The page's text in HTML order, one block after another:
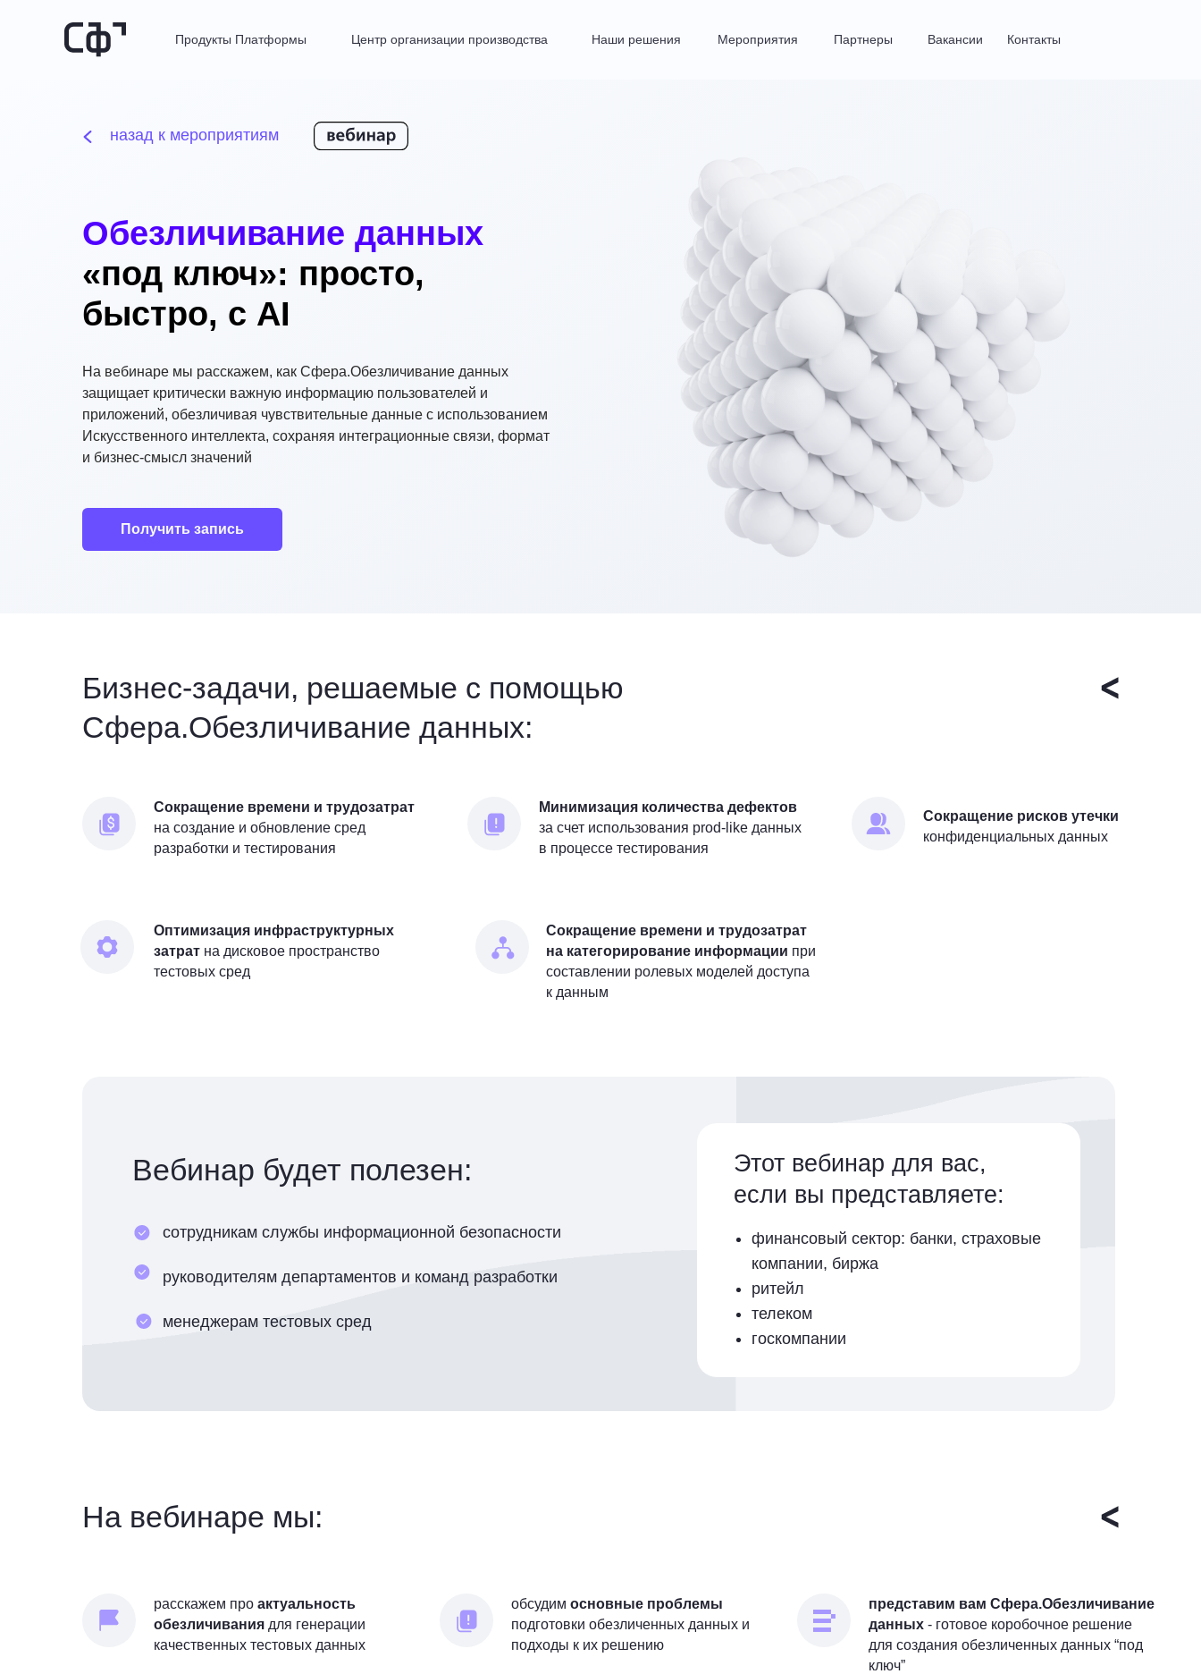
Сократите на 30% время
с документами
Продукты Платформы Центр организации производства Мероприятия Контакты
Партнеры Вакансии
Наши решения
Обезличивание данных
«под ключ»: просто,
быстро, с AI
На вебинаре мы расскажем, как Сфера.Обезличивание данных
защищает критически важную информацию пользователей и
приложений, обезличивая чувствительные данные с использованием
Искусственного интеллекта, сохраняя интеграционные связи, формат
и бизнес-смысл значений
назад к мероприятиям
Получить запись
Бизнес-задачи, решаемые с помощью
Сфера.Обезличивание данных:
Сокращение времени и трудозатрат
на создание и обновление сред
разработки и тестирования
Оптимизация инфраструктурных
затрат на дисковое пространство
тестовых сред
Минимизация количества дефектов
за счет использования prod-like данных
в процессе тестирования
Сокращение рисков утечки
конфиденциальных данных
Сокращение времени и трудозатрат
на категорирование информации при
составлении ролевых моделей доступа
к данным
Вебинар будет полезен:
сотрудникам службы информационной безопасности
руководителям департаментов и команд разработки
менеджерам тестовых сред
Этот вебинар для вас,
если вы представляете:
финансовый сектор: банки, страховые
компании, биржа
ритейл
телеком
госкомпании
На вебинаре мы:
расскажем про актуальность
обезличивания для генерации
качественных тестовых данных
обсудим основные проблемы
подготовки обезличенных данных и
подходы к их решению
представим вам Сфера.Обезличивание
данных - готовое коробочное решение
для создания обезличенных данных “под
ключ”